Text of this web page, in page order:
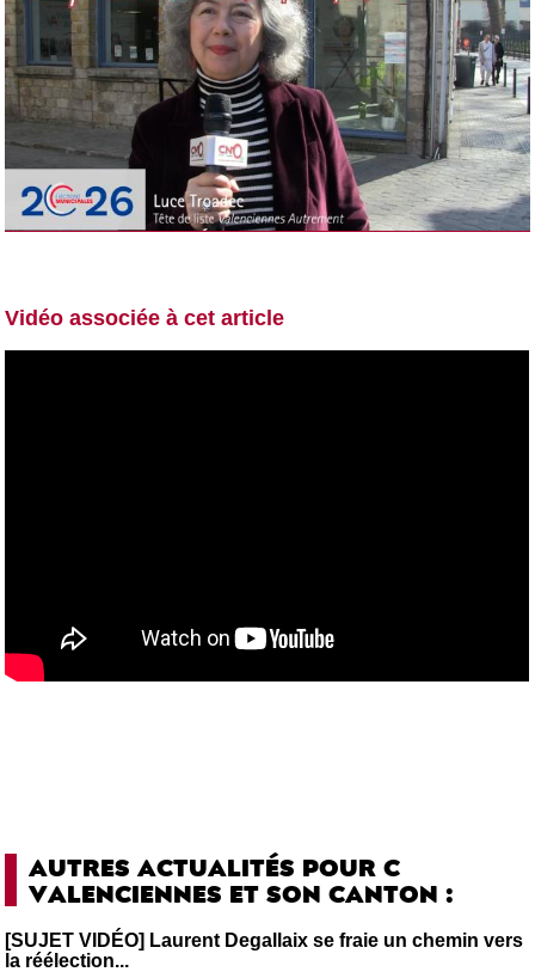
Vidéo associée à cet article
AUTRES ACTUALITÉS POUR C
VALENCIENNES ET SON CANTON :
[SUJET VIDÉO] Laurent Degallaix se fraie un chemin vers
la réélection...